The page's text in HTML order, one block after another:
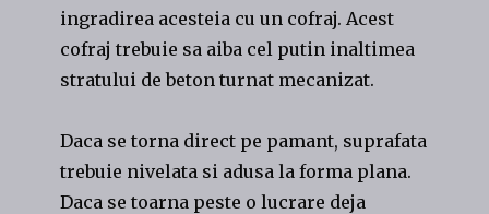
ingradirea acesteia cu un cofraj. Acest
cofraj trebuie sa aiba cel putin inaltimea
stratului de beton turnat mecanizat.
Daca se torna direct pe pamant, suprafata
trebuie nivelata si adusa la forma plana.
Daca se toarna peste o lucrare deja